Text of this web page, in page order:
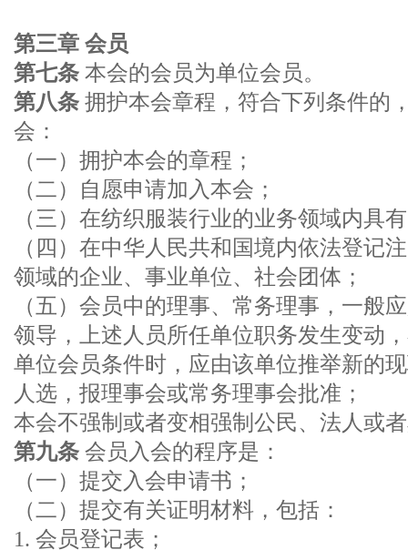
第三章 会员
第七条 本会的会员为单位会员。
第八条 拥护本会章程，符合下列条件的
会：
（一）拥护本会的章程；
（二）自愿申请加入本会；
（三）在纺织服装行业的业务领域内具
（四）在中华人民共和国境内依法登记
领域的企业、事业单位、社会团体；
（五）会员中的理事、常务理事，一般
领导，上述人员所任单位职务发生变动
单位会员条件时，应由该单位推举新的
人选，报理事会或常务理事会批准；
本会不强制或者变相强制公民、法人或
第九条 会员入会的程序是：
（一）提交入会申请书；
（二）提交有关证明材料，包括：
1. 会员登记表；